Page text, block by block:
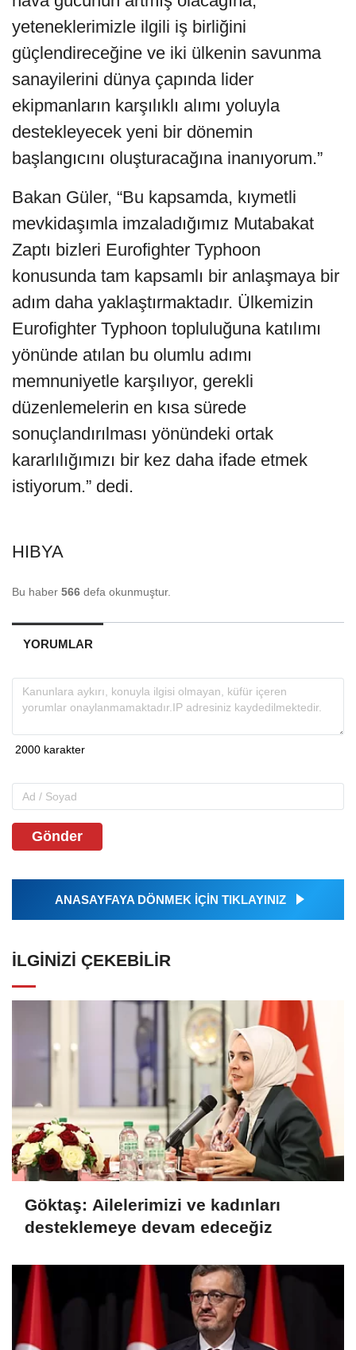
yeteneklerimizle ilgili iş birliğini
güçlendireceğine ve iki ülkenin savunma
sanayilerini dünya çapında lider
ekipmanların karşılıklı alımı yoluyla
destekleyecek yeni bir dönemin
başlangıcını oluşturacağına inanıyorum.”
Bakan Güler, “Bu kapsamda, kıymetli
mevkidaşımla imzaladığımız Mutabakat
Zaptı bizleri Eurofighter Typhoon
konusunda tam kapsamlı bir anlaşmaya bir
adım daha yaklaştırmaktadır. Ülkemizin
Eurofighter Typhoon topluluğuna katılımı
yönünde atılan bu olumlu adımı
memnuniyetle karşılıyor, gerekli
düzenlemelerin en kısa sürede
sonuçlandırılması yönündeki ortak
kararlılığımızı bir kez daha ifade etmek
istiyorum.” dedi.
HIBYA
Bu haber 566 defa okunmuştur.
YORUMLAR
Gönder
ANASAYFAYA DÖNMEK İÇİN TIKLAYINIZ
İLGINIZI ÇEKEBILIR
Göktaş: Ailelerimizi ve kadınları
desteklemeye devam edeceğiz